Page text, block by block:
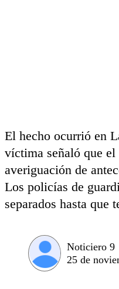
El hecho ocurrió en
víctima señaló que
averiguación de
Los policías de
separados hasta que
Noticiero 9
25 de